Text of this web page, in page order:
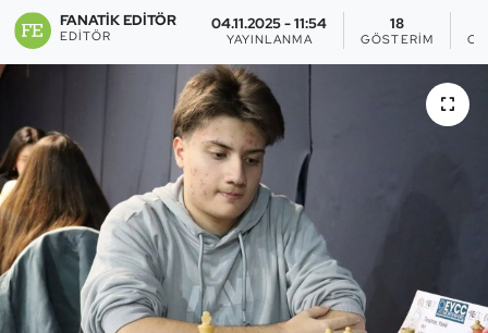
FANATIK EDITÖR
EDITÖR
04.11.2025 - 11:54
YAYINLANMA
18
GÖSTERIM
Briç
Buz Hokeyi
Çim Hokeyi
Cimnastik
Curling